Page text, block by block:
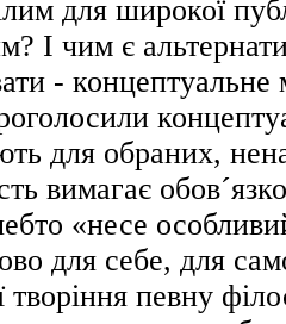
для широкої
І чим є
- концептуальне
для обраних,
вимагає
«несе
для себе, для
творіння певну